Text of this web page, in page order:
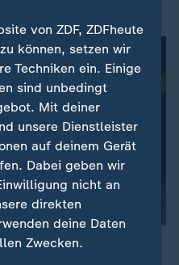
Tür
von ZDF, ZDFheute
können, setzen wir
Techniken ein. Einige
sind unbedingt
Mit deiner
unsere Dienstleister
auf deinem Gerät
Dabei geben wir
nicht an
direkten
deine Daten
Zwecken.